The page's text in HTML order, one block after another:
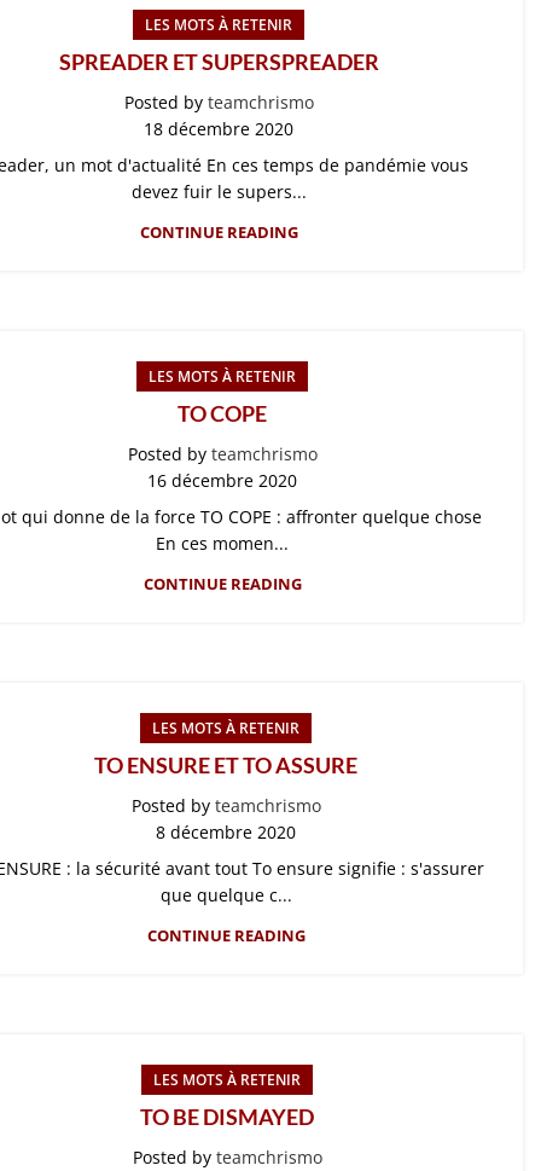
LES MOTS À RETENIR
SPREADER ET SUPERSPREADER
Posted by teamchrismo
18 décembre 2020
un mot d'actualité En ces temps de pandémie vous
devez fuir le supers...
CONTINUE READING
LES MOTS À RETENIR
TO COPE
Posted by teamchrismo
16 décembre 2020
qui donne de la force TO COPE : affronter quelque chose
En ces momen...
CONTINUE READING
LES MOTS À RETENIR
TO ENSURE ET TO ASSURE
Posted by teamchrismo
8 décembre 2020
: la sécurité avant tout To ensure signifie : s'assurer
que quelque c...
CONTINUE READING
LES MOTS À RETENIR
TO BE DISMAYED
Posted by teamchrismo